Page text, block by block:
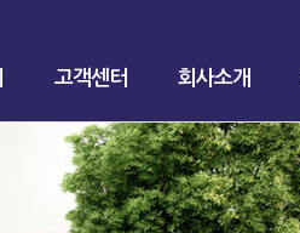
고객센터 회사소개